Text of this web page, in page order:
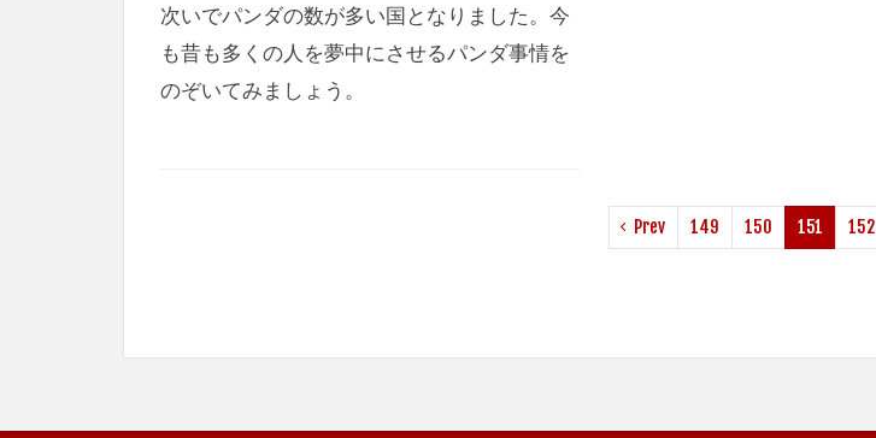
次いでパンダの数が多い国となりました。今
も昔も多くの人を夢中にさせるパンダ事情を
のぞいてみましょう。
Prev 149 150 151 152